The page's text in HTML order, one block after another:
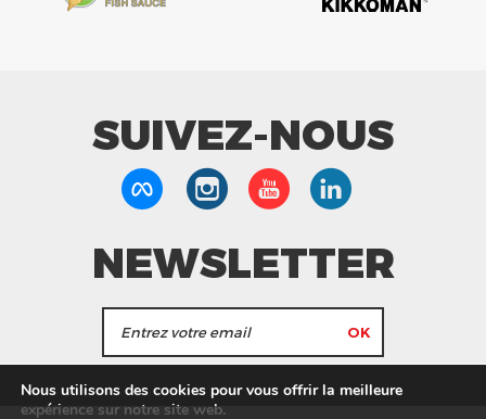
SUIVEZ-NOUS
NEWSLETTER
J'accepte de recevoir les actualités et les
informations de Tang Frères.
Nous utilisons des cookies pour vous offrir la meilleure
expérience sur notre site web.